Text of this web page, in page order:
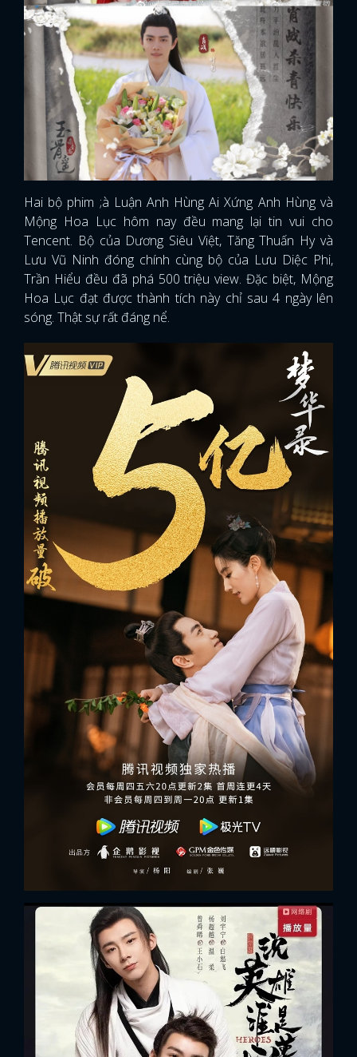
Hai bộ phim ;à Luận Anh Hùng Ai Xứng Anh Hùng và
Mộng Hoa Lục hôm nay đều mang lại tin vui cho
Tencent. Bộ của Dương Siêu Việt, Tăng Thuấn Hy và
Lưu Vũ Ninh đóng chính cùng bộ của Lưu Diệc Phi,
Trần Hiểu đều đã phá 500 triệu view. Đặc biệt, Mộng
Hoa Lục đạt được thành tích này chỉ sau 4 ngày lên
sóng. Thật sự rất đáng nể.